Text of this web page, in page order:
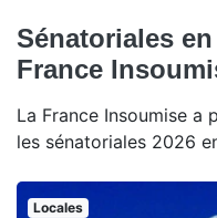
Sénatoriales
France
La France Insoumise a
les sénatoriales 2026
Locales